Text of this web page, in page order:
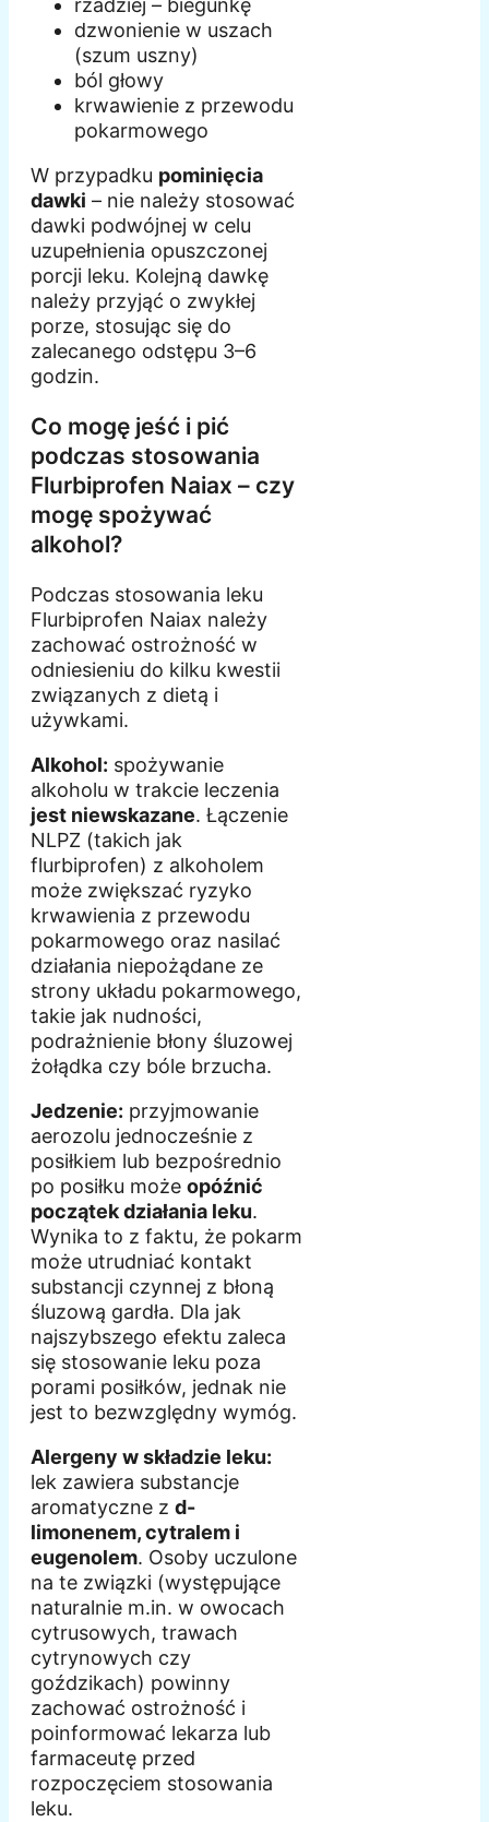
rzadziej – biegunkę
dzwonienie w uszach
(szum uszny)
ból głowy
krwawienie z przewodu
pokarmowego
W przypadku pominięcia
dawki – nie należy stosować
dawki podwójnej w celu
uzupełnienia opuszczonej
porcji leku. Kolejną dawkę
należy przyjąć o zwykłej
porze, stosując się do
zalecanego odstępu 3–6
godzin.
Co mogę jeść i pić
podczas stosowania
Flurbiprofen Naiax – czy
mogę spożywać
alkohol?
Podczas stosowania leku
Flurbiprofen Naiax należy
zachować ostrożność w
odniesieniu do kilku kwestii
związanych z dietą i
używkami.
Alkohol: spożywanie
alkoholu w trakcie leczenia
jest niewskazane. Łączenie
NLPZ (takich jak
flurbiprofen) z alkoholem
może zwiększać ryzyko
krwawienia z przewodu
pokarmowego oraz nasilać
działania niepożądane ze
strony układu pokarmowego,
takie jak nudności,
podrażnienie błony śluzowej
żołądka czy bóle brzucha.
Jedzenie: przyjmowanie
aerozolu jednocześnie z
posiłkiem lub bezpośrednio
po posiłku może opóźnić
początek działania leku.
Wynika to z faktu, że pokarm
może utrudniać kontakt
substancji czynnej z błoną
śluzową gardła. Dla jak
najszybszego efektu zaleca
się stosowanie leku poza
porami posiłków, jednak nie
jest to bezwzględny wymóg.
Alergeny w składzie leku:
lek zawiera substancje
aromatyczne z d-
limonenem, cytralem i
eugenolem. Osoby uczulone
na te związki (występujące
naturalnie m.in. w owocach
cytrusowych, trawach
cytrynowych czy
goździkach) powinny
zachować ostrożność i
poinformować lekarza lub
farmaceutę przed
rozpoczęciem stosowania
leku.